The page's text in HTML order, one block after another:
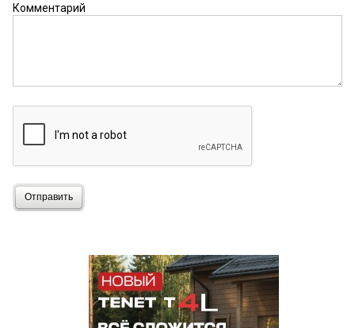
Комментарий
Отправить